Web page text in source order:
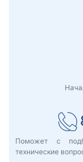
Поможет с
технические